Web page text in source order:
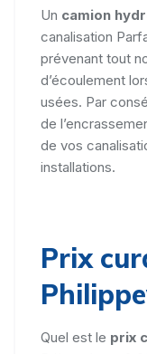
Un camion
canalisation
prévenant tout
d’écoulement
usées. Par
de
de vos
installations.
Prix
Quel est le prix